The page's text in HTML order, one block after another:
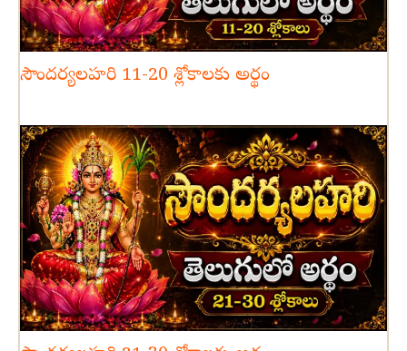
సౌందర్యలహరి 11-20 శ్లోకాలకు అర్థం